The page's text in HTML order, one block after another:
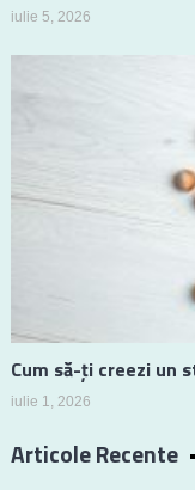
iulie 5, 2026
Cum să-ți creezi un
iulie 1, 2026
Articole Recente